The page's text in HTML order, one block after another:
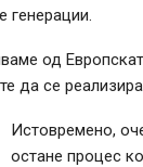
генерации.
од
се
Истовремено,
остане процес